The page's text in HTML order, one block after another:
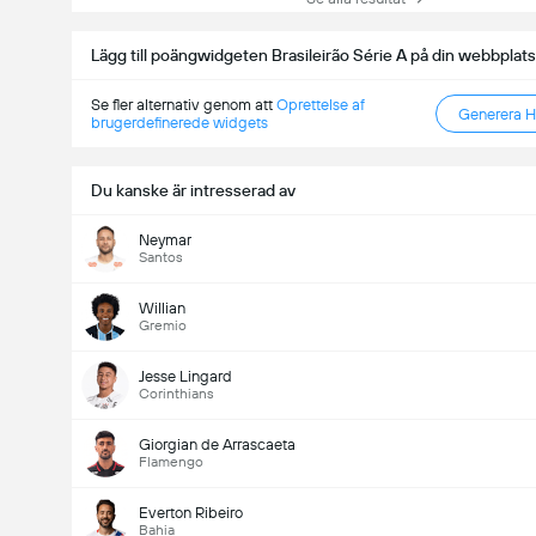
Lägg till poängwidgeten Brasileirão Série A på din webbplats
Se fler alternativ genom att Oprettelse af
brugerdefinerede widgets
Generera
Du kanske är intresserad av
Neymar
Santos
Willian
Gremio
Jesse Lingard
Corinthians
Giorgian de Arrascaeta
Flamengo
Everton Ribeiro
Bahia